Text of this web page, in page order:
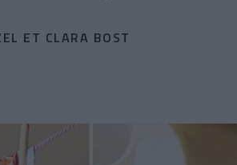
ET CLARA BOST